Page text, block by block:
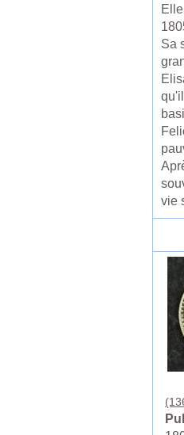
Sa
vie